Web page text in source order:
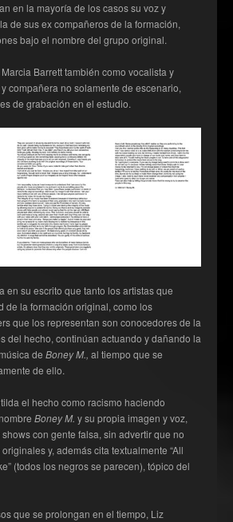
en la mayoría de los casos su voz y
de sus ex compañeros de la formación,
bajo el nombre del grupo original.
Barrett también como vocalista y
compañera no solamente de escenario,
de grabación en el estudio.
en su escrito que tanto los artistas que
de la formación original, como los
que los representan son conocedores de la
del hecho, continúan actuando y dañando la
de Boney M., al tiempo que se
de ello.
el hecho como racismo haciendo
Boney M. y su propia imagen y voz,
con gente falsa, sin advertir que no
y, además cita textualmente “All
(todos los negros se parecen), tópico del
que se prolongan en el tiempo, Liz